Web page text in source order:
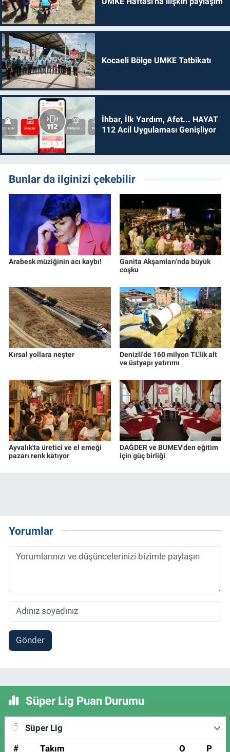
Kocaeli Bölge UMKE Tatbikatı
İhbar, İlk Yardım, Afet... HAYAT
112 Acil Uygulaması Genişliyor
Bunlar da ilginizi çekebilir
Arabesk müziğinin acı kaybı!
Ganita Akşamları'nda büyük
coşku
Kırsal yollara neşter
Denizli'de 160 milyon TL'lik alt
ve üstyapı yatırımı
Ayvalık'ta üretici ve el emeği
pazarı renk katıyor
DAĞDER ve BUMEV'den eğitim
için güç birliği
Yorumlar
Gönder
Süper Lig Puan Durumu
Süper Lig
#
Takım O P